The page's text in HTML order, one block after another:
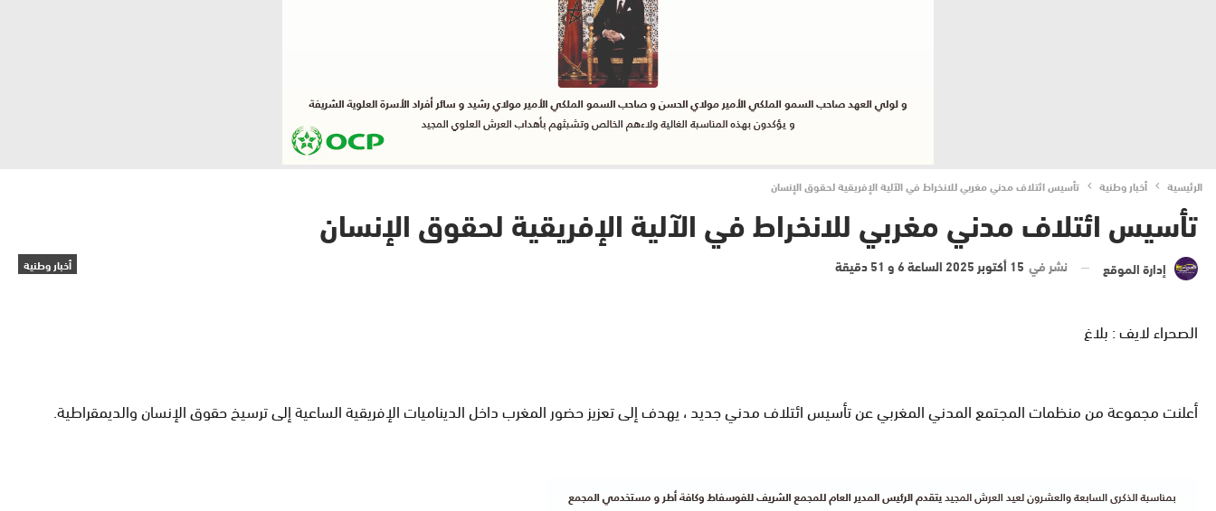
الرئيسية أخبار وطنية تأسيس ائتلاف مدني مغربي للانخراط في الآلية الإفريقية لحقوق الإنسان
تأسيس ائتلاف مدني مغربي للانخراط في الآلية الإفريقية لحقوق الإنسان
أخبار وطنية إدارة الموقع نشر في 15 أكتوبر 2025 الساعة 6 و 51 دقيقة
الصحراء لايف : بلاغ
أعلنت مجموعة من منظمات المجتمع المدني المغربي عن تأسيس ائتلاف مدني جديد ، يهدف إلى تعزيز حضور المغرب داخل الديناميات الإفريقية الساعية إلى ترسيخ حقوق الإنسان والديمقراطية.